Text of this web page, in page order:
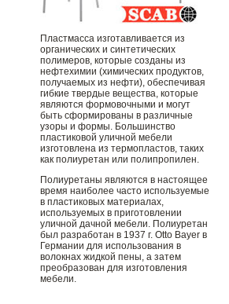
Пластмасса изготавливается из
органических и синтетических
полимеров, которые созданы из
нефтехимии (химических продуктов,
получаемых из нефти), обеспечивая
гибкие твердые вещества, которые
являются формовочными и могут
быть сформированы в различные
узоры и формы. Большинство
пластиковой уличной мебели
изготовлена ​​из термопластов, таких
как полиуретан или полипропилен.
Полиуретаны являются в настоящее
время наиболее часто используемые
в пластиковых материалах,
используемых в приготовлении
уличной дачной мебели. Полиуретан
был разработан в 1937 г. Otto Bayer в
Германии для использования в
волокнах жидкой пены, а затем
преобразован для изготовления
мебели.